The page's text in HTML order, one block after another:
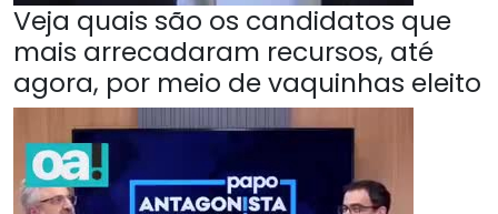
Veja quais são os candidatos que
mais arrecadaram recursos, até
agora, por meio de vaquinhas eleito